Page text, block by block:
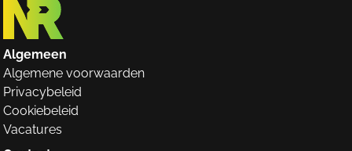
Algemeen
Algemene voorwaarden
Privacybeleid
Cookiebeleid
Vacatures